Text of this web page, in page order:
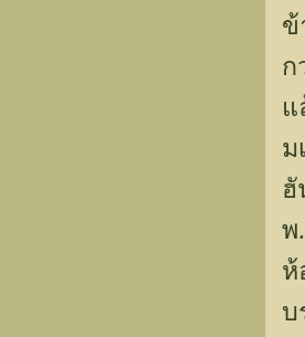
ข้
ก
แ
ม
ฮั
พ
ห้
บ